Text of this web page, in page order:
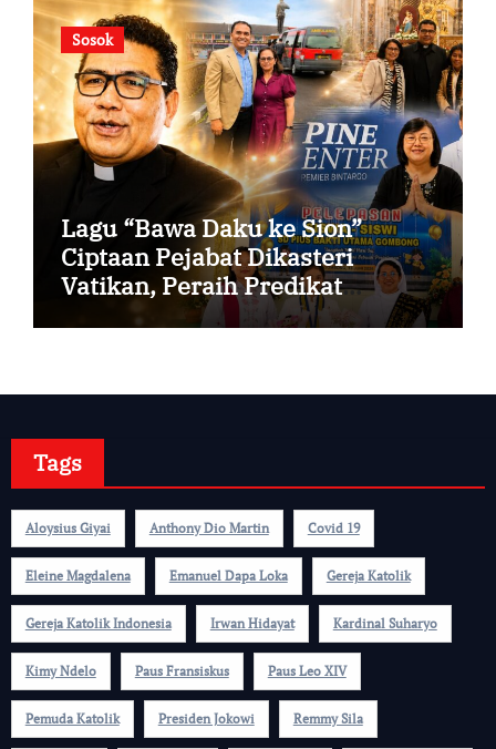
Sosok
Lagu “Bawa Daku ke Sion”
Ciptaan Pejabat Dikasteri
Vatikan, Peraih Predikat
Summa Cum Laude
Tags
Aloysius Giyai Anthony Dio Martin Covid 19
Eleine Magdalena Emanuel Dapa Loka Gereja Katolik
Gereja Katolik Indonesia Irwan Hidayat Kardinal Suharyo
Kimy Ndelo Paus Fransiskus Paus Leo XIV
Pemuda Katolik Presiden Jokowi Remmy Sila